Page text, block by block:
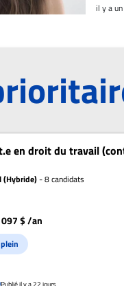
il y a
en droit du travail
(Hybride)- 8 candidats
$ /an